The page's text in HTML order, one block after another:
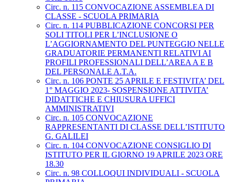
Circ. n. 115 CONVOCAZIONE ASSEMBLEA DI
CLASSE - SCUOLA PRIMARIA
Circ. n. 114 PUBBLICAZIONE CONCORSI PER
SOLI TITOLI PER L’INCLUSIONE O
L’AGGIORNAMENTO DEL PUNTEGGIO NELLE
GRADUATORIE PERMANENTI RELATIVI AI
PROFILI PROFESSIONALI DELL’AREA A E B
DEL PERSONALE A.T.A.
Circ. n. 106 PONTE 25 APRILE E FESTIVITA’ DEL
1° MAGGIO 2023- SOSPENSIONE ATTIVITA’
DIDATTICHE E CHIUSURA UFFICI
AMMINISTRATIVI
Circ. n. 105 CONVOCAZIONE
RAPPRESENTANTI DI CLASSE DELL’ISTITUTO
G. GALILEI
Circ. n. 104 CONVOCAZIONE CONSIGLIO DI
ISTITUTO PER IL GIORNO 19 APRILE 2023 ORE
18.30
Circ. n. 98 COLLOQUI INDIVIDUALI - SCUOLA